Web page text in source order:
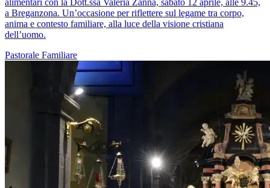
alimentari con la Dott.ssa Valeria Zanna, sabato 12 aprile, alle 9.45,
a Breganzona. Un’occasione per riflettere sul legame tra corpo,
anima e contesto familiare, alla luce della visione cristiana
dell’uomo.
Pastorale Familiare